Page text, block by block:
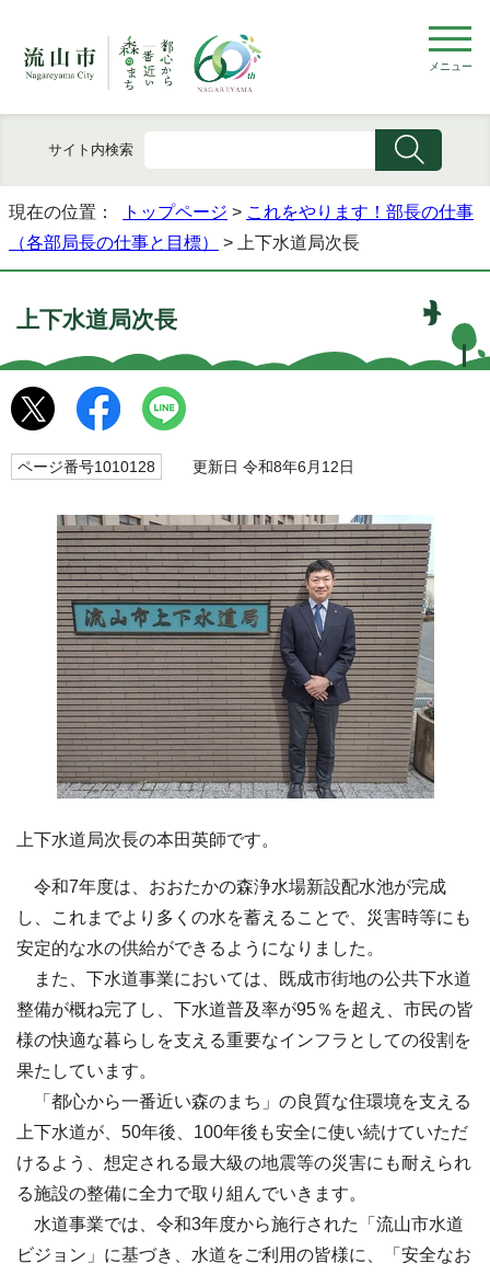
メニュー
サイト内検索
現在の位置： トップページ > これをやります！部長の仕事
（各部局長の仕事と目標）
> 上下水道局次長
上下水道局次長
ページ番号1010128 更新日 令和8年6月12日
上下水道局次長の本田英師です。
令和7年度は、おおたかの森浄水場新設配水池が完成
し、これまでより多くの水を蓄えることで、災害時等にも
安定的な水の供給ができるようになりました。
また、下水道事業においては、既成市街地の公共下水道
整備が概ね完了し、下水道普及率が95％を超え、市民の皆
様の快適な暮らしを支える重要なインフラとしての役割を
果たしています。
「都心から一番近い森のまち」の良質な住環境を支える
上下水道が、50年後、100年後も安全に使い続けていただ
けるよう、想定される最大級の地震等の災害にも耐えられ
る施設の整備に全力で取り組んでいきます。
水道事業では、令和3年度から施行された「流山市水道
ビジョン」に基づき、水道をご利用の皆様に、「安全なお